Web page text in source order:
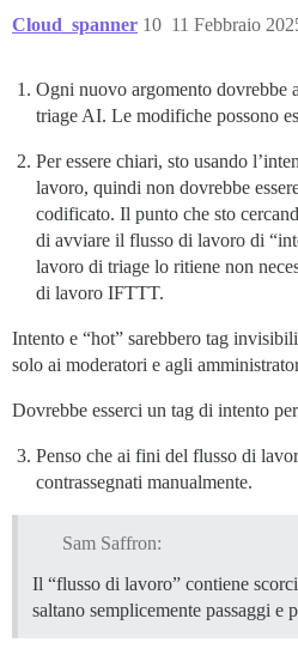
Cloud_spanner 11 Febbraio
10
Ogni nuovo argomento dovrebbe
triage AI. Le modifiche possono
Per essere chiari, sto usando
lavoro, quindi non dovrebbe
codificato. Il punto che sto
di avviare il flusso di lavoro di
lavoro di triage lo ritiene non
di lavoro IFTTT.
Intento e “hot” sarebbero tag
solo ai moderatori e agli
Dovrebbe esserci un tag di intento
Penso che ai fini del flusso di
contrassegnati manualmente.
Sam Saffron:
Il “flusso di lavoro” contiene
saltano semplicemente passaggi e